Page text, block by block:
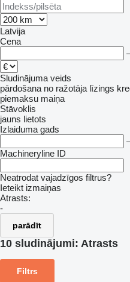
Latvija
Cena
Sludinājuma veids
pārdošana no ražotāja līzings
piemaksu maiņa
Stāvoklis
jauns lietots
Izlaiduma gads
Machineryline ID
Neatrodat vajadzīgos filtrus?
Ieteikt izmaiņas
Atrasts:
-
parādīt
10 sludinājumi: Atrasts
Filtrs